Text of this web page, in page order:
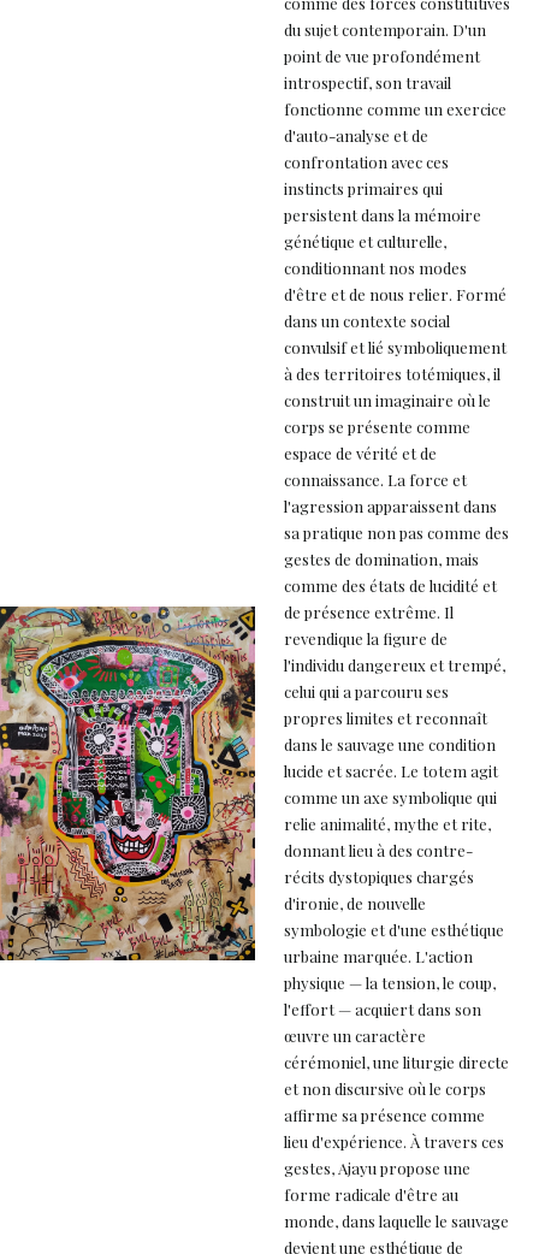
du sujet contemporain. D'un
point de vue profondément
introspectif, son travail
fonctionne comme un exercice
d'auto-analyse et de
confrontation avec ces
instincts primaires qui
persistent dans la mémoire
génétique et culturelle,
conditionnant nos modes
d'être et de nous relier. Formé
dans un contexte social
convulsif et lié symboliquement
à des territoires totémiques, il
construit un imaginaire où le
corps se présente comme
espace de vérité et de
connaissance. La force et
l'agression apparaissent dans
sa pratique non pas comme des
gestes de domination, mais
comme des états de lucidité et
de présence extrême. Il
revendique la figure de
l'individu dangereux et trempé,
celui qui a parcouru ses
propres limites et reconnaît
dans le sauvage une condition
lucide et sacrée. Le totem agit
comme un axe symbolique qui
relie animalité, mythe et rite,
donnant lieu à des contre-
récits dystopiques chargés
d'ironie, de nouvelle
symbologie et d'une esthétique
urbaine marquée. L'action
physique — la tension, le coup,
l'effort — acquiert dans son
œuvre un caractère
cérémoniel, une liturgie directe
et non discursive où le corps
affirme sa présence comme
lieu d'expérience. À travers ces
gestes, Ajayu propose une
forme radicale d'être au
monde, dans laquelle le sauvage
devient une esthétique de